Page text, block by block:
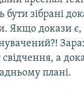
бути зібрані
Якщо докази є,
а
плані.